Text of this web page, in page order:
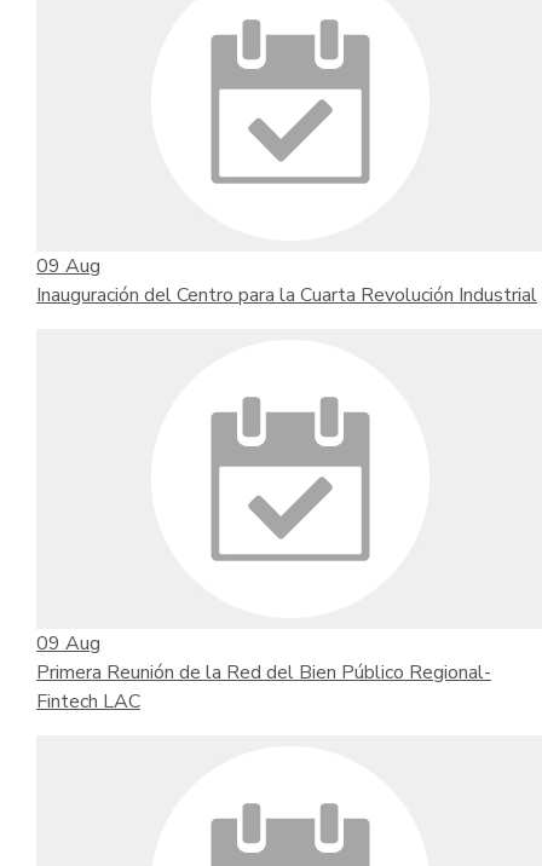
09 Aug
Inauguración del Centro para la Cuarta Revolución Industrial
09 Aug
Primera Reunión de la Red del Bien Público Regional-
Fintech LAC